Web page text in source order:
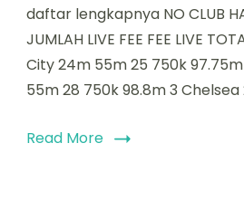
daftar lengkapnya NO CLUB
JUMLAH LIVE FEE FEE LIVE
City 24m 55m 25 750k
55m 28 750k 98.8m 3 Chelsea
Read More